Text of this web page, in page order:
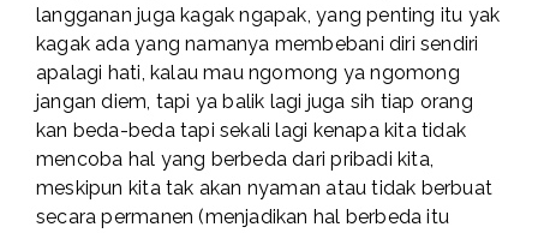
langganan juga kagak ngapak, yang penting itu yak
kagak ada yang namanya membebani diri sendiri
apalagi hati, kalau mau ngomong ya ngomong
jangan diem, tapi ya balik lagi juga sih tiap orang
kan beda-beda tapi sekali lagi kenapa kita tidak
mencoba hal yang berbeda dari pribadi kita,
meskipun kita tak akan nyaman atau tidak berbuat
secara permanen (menjadikan hal berbeda itu